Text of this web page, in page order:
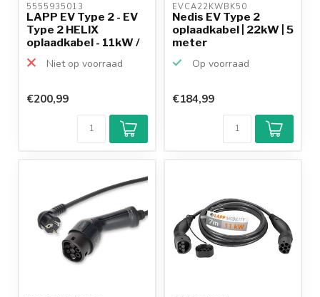
5555935013
LAPP EV Type 2 - EV
Type 2 HELIX
oplaadkabel - 11kW /
Niet op voorraad
€200,99
EVCA22KWBK50
Nedis EV Type 2
oplaadkabel | 22kW | 5
meter
Op voorraad
€184,99